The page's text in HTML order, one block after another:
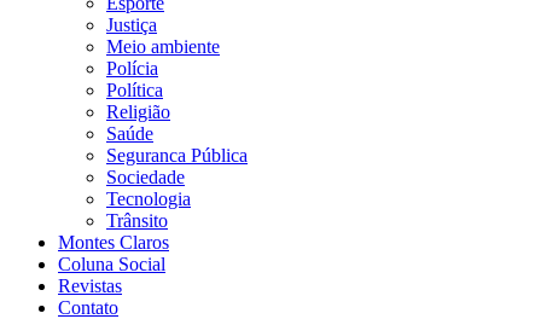
Justiça
Meio ambiente
Polícia
Política
Religião
Saúde
Seguranca Pública
Sociedade
Tecnologia
Trânsito
Montes Claros
Coluna Social
Revistas
Contato